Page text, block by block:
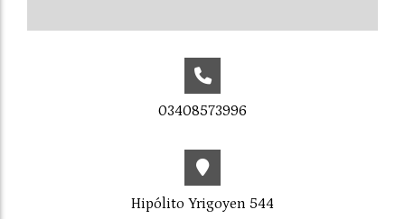
03408573996
Hipólito Yrigoyen 544